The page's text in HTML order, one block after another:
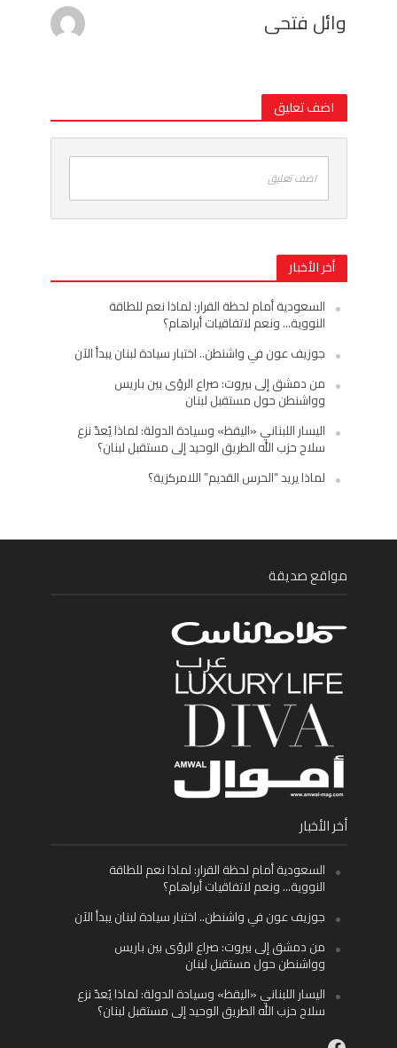
وائل فتحى
اضف تعليق
اضف تعليق
أخر الأخبار
السعودية أمام لحظة القرار: لماذا نعم للطاقة
النووية… ونعم لاتفاقيات أبراهام؟
جوزيف عون في واشنطن.. اختبار سيادة لبنان يبدأ الآن
من دمشق إلى بيروت: صراع الرؤى بين باريس
وواشنطن حول مستقبل لبنان
اليسار اللبناني «اليقظ» وسيادة الدولة: لماذا يُعدّ نزع
سلاح حزب الله الطريق الوحيد إلى مستقبل لبنان؟
لماذا يريد “الحرس القديم” اللامركزية؟
مواقع صديقة
أخر الأخبار
السعودية أمام لحظة القرار: لماذا نعم للطاقة
النووية… ونعم لاتفاقيات أبراهام؟
جوزيف عون في واشنطن.. اختبار سيادة لبنان يبدأ الآن
من دمشق إلى بيروت: صراع الرؤى بين باريس
وواشنطن حول مستقبل لبنان
اليسار اللبناني «اليقظ» وسيادة الدولة: لماذا يُعدّ نزع
سلاح حزب الله الطريق الوحيد إلى مستقبل لبنان؟